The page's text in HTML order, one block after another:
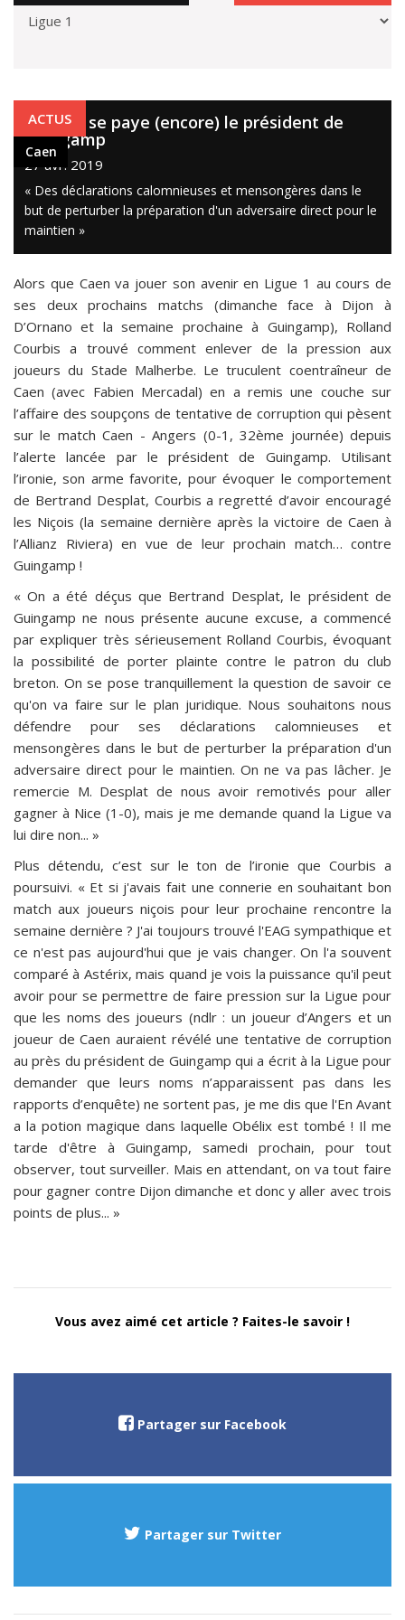
Caen
ACTUS
Caen
Courbis se paye (encore) le président de
Guingamp
27 avr. 2019
« Des déclarations calomnieuses et mensongères dans le
but de perturber la préparation d'un adversaire direct pour le
maintien »
Alors que Caen va jouer son avenir en Ligue 1 au cours de
ses deux prochains matchs (dimanche face à Dijon à
D’Ornano et la semaine prochaine à Guingamp), Rolland
Courbis a trouvé comment enlever de la pression aux
joueurs du Stade Malherbe. Le truculent coentraîneur de
Caen (avec Fabien Mercadal) en a remis une couche sur
l’affaire des soupçons de tentative de corruption qui pèsent
sur le match Caen - Angers (0-1, 32ème journée) depuis
l’alerte lancée par le président de Guingamp. Utilisant
l’ironie, son arme favorite, pour évoquer le comportement
de Bertrand Desplat, Courbis a regretté d’avoir encouragé
les Niçois (la semaine dernière après la victoire de Caen à
l’Allianz Riviera) en vue de leur prochain match… contre
Guingamp !
« On a été déçus que Bertrand Desplat, le président de
Guingamp ne nous présente aucune excuse, a commencé
par expliquer très sérieusement Rolland Courbis, évoquant
la possibilité de porter plainte contre le patron du club
breton. On se pose tranquillement la question de savoir ce
qu'on va faire sur le plan juridique. Nous souhaitons nous
défendre pour ses déclarations calomnieuses et
mensongères dans le but de perturber la préparation d'un
adversaire direct pour le maintien. On ne va pas lâcher. Je
remercie M. Desplat de nous avoir remotivés pour aller
gagner à Nice (1-0), mais je me demande quand la Ligue va
lui dire non... »
Plus détendu, c’est sur le ton de l’ironie que Courbis a
poursuivi. « Et si j'avais fait une connerie en souhaitant bon
match aux joueurs niçois pour leur prochaine rencontre la
semaine dernière ? J'ai toujours trouvé l'EAG sympathique et
ce n'est pas aujourd'hui que je vais changer. On l'a souvent
comparé à Astérix, mais quand je vois la puissance qu'il peut
avoir pour se permettre de faire pression sur la Ligue pour
que les noms des joueurs (ndlr : un joueur d’Angers et un
joueur de Caen auraient révélé une tentative de corruption
au près du président de Guingamp qui a écrit à la Ligue pour
demander que leurs noms n’apparaissent pas dans les
rapports d’enquête) ne sortent pas, je me dis que l'En Avant
a la potion magique dans laquelle Obélix est tombé ! Il me
tarde d'être à Guingamp, samedi prochain, pour tout
observer, tout surveiller. Mais en attendant, on va tout faire
pour gagner contre Dijon dimanche et donc y aller avec trois
points de plus... »
Vous avez aimé cet article ? Faites-le savoir !
Partager sur Facebook
Partager sur Twitter